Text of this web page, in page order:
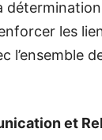
les
l’ensemble
et